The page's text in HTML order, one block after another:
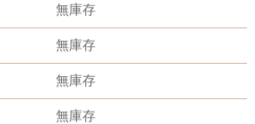
無庫存
無庫存
無庫存
無庫存